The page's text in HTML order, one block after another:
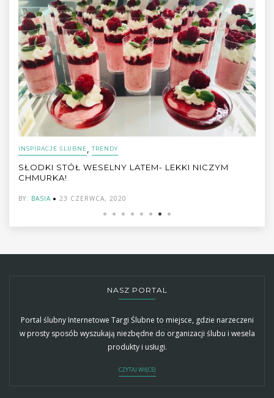
INSPIRACJE ŚLUBNE, TRENDY
SŁODKI STÓŁ WESELNY LATEM- LEKKI NICZYM
CHMURKA!
BY: BASIA 23 CZERWCA, 2020
NASZ PORTAL
Portal ślubny Internetowe Targi Ślubne to miejsce, gdzie narzeczeni
w prosty sposób wyszukają niezbędne do organizacji ślubu i wesela
produkty i usługi.
CZYTAJ WIĘCEJ